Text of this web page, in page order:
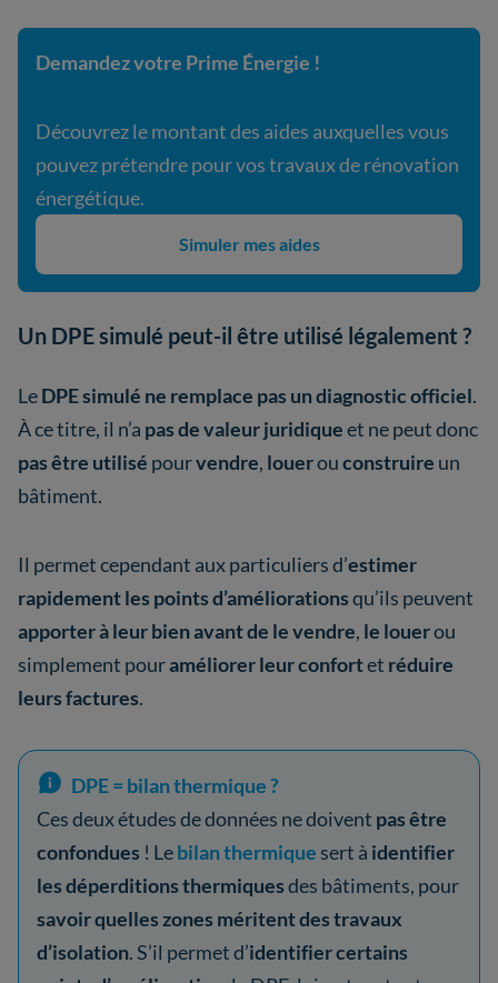
Demandez votre Prime Énergie !
Découvrez le montant des aides auxquelles vous
pouvez prétendre pour vos travaux de rénovation
énergétique.
Simuler mes aides
Un DPE simulé peut-il être utilisé légalement ?
LeDPE simulé ne remplace pas un diagnostic officiel.
À ce titre, il n’a pas de valeur juridiqueet ne peut donc
pas être utilisé pourvendre, louerouconstruire un
bâtiment.
Il permet cependant aux particuliers d’estimer
rapidement les points d’améliorationsqu’ils peuvent
apporter à leur bien avant de le vendre, le louerou
simplement pouraméliorer leur confortet réduire
leurs factures.
DPE = bilan thermique ?
Ces deux études de données ne doivent pas être
confondues ! Lebilan thermique sert à identifier
les déperditions thermiquesdes bâtiments, pour
savoir quelles zones méritent des travaux
d’isolation. S’il permet d’identifier certains